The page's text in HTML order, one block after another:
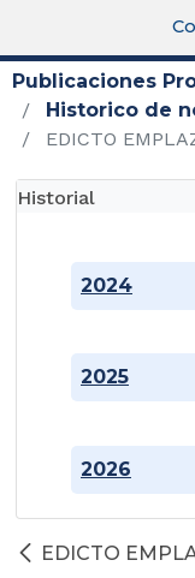
Publicaciones
Historico de
EDICTO
Historial
2024
2025
2026
EDICTO